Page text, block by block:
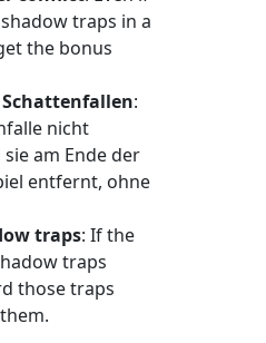
traps in a
the bonus
:
nicht
am Ende der
entfernt, ohne
traps: If the
traps
those traps